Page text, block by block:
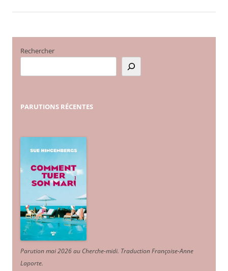
Rechercher
PARUTIONS RÉCENTES
Parution mai 2026 au Cherche-midi. Traduction Françoise-Anne
Laporte.